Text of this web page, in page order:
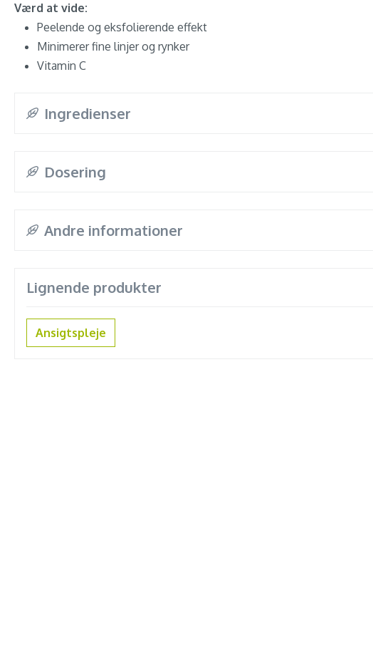
Værd at vide:
Peelende og eksfolierende effekt
Minimerer fine linjer og rynker
Vitamin C
Ingredienser
Dosering
Andre informationer
Lignende produkter
Ansigtspleje